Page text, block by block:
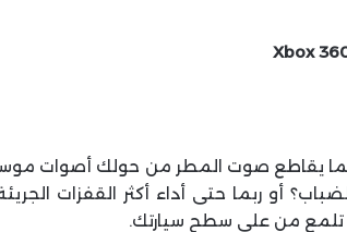
Xbox
يقاطع صوت المطر من حولك أصوات
أو ربما حتى أداء أكثر القفزات
من على سطح سيارتك.